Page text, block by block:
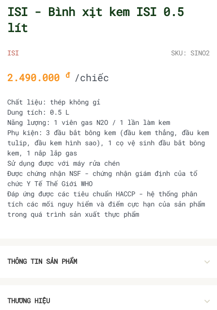
ISI - Bình xịt kem ISI 0.5
lít
ISI SKU: SINO2
2.490.000 đ /chiếc
Chất liệu: thép không gỉ
Dung tích: 0.5 L
Năng lượng: 1 viên gas N2O / 1 lần làm kem
Phụ kiện: 3 đầu bắt bông kem (đầu kem thẳng, đầu kem
tulip, đầu kem hình sao), 1 cọ vệ sinh đầu bắt bông
kem, 1 nắp lắp gas
Sử dụng được với máy rửa chén
Được chứng nhận NSF - chứng nhận giám định của tổ
chức Y Tế Thế Giới WHO
Đáp ứng được các tiêu chuẩn HACCP - hệ thống phân
tích các mối nguy hiểm và điểm cực hạn của sản phẩm
trong quá trình sản xuất thực phẩm
THÔNG TIN SẢN PHẨM
THƯƠNG HIỆU